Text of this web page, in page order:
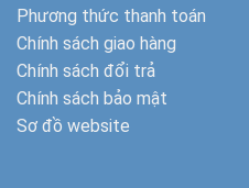
Phương thức thanh toán
Chính sách giao hàng
Chính sách đổi trả
Chính sách bảo mật
Sơ đồ website